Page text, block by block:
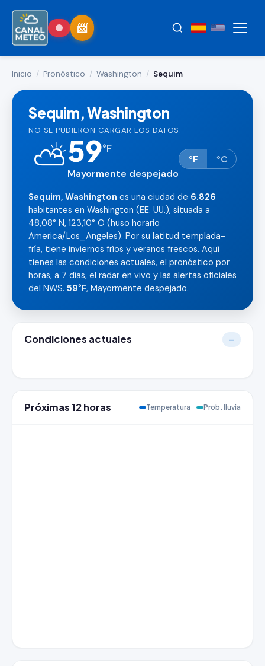
Inicio / Pronóstico / Washington / Sequim
Sequim, Washington
NO SE PUDIERON CARGAR LOS DATOS.
⛅59°F
Mayormente despejado
°F °C
Sequim, Washington es una ciudad de 6.826
habitantes en Washington (EE. UU.), situada a
48,08° N, 123,10° O (huso horario
America/Los_Angeles). Por su latitud templada-
fría, tiene inviernos fríos y veranos frescos. Aquí
tienes las condiciones actuales, el pronóstico por
horas, a 7 días, el radar en vivo y las alertas oficiales
del NWS. 59°F, Mayormente despejado.
Condiciones actuales —
Próximas 12 horas Temperatura Prob. lluvia